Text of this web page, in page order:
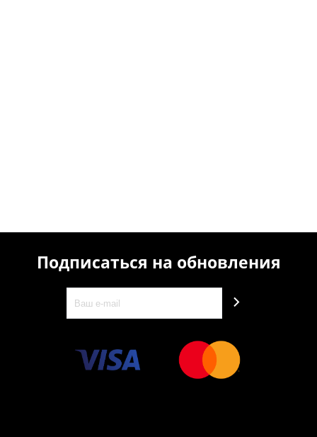
Подписаться на обновления